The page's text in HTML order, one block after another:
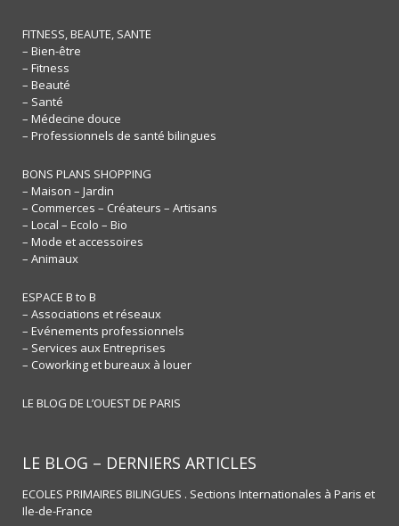
FITNESS, BEAUTE, SANTE
– Bien-être
– Fitness
– Beauté
– Santé
– Médecine douce
– Professionnels de santé bilingues
BONS PLANS SHOPPING
– Maison – Jardin
– Commerces – Créateurs – Artisans
– Local – Ecolo – Bio
– Mode et accessoires
– Animaux
ESPACE B to B
– Associations et réseaux
– Evénements professionnels
– Services aux Entreprises
– Coworking et bureaux à louer
LE BLOG DE L’OUEST DE PARIS
LE BLOG – DERNIERS ARTICLES
ECOLES PRIMAIRES BILINGUES . Sections Internationales à Paris et
Ile-de-France